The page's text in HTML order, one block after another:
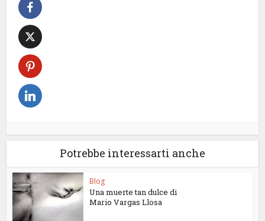
Potrebbe interessarti anche
Blog
Una muerte tan dulce di
Mario Vargas Llosa